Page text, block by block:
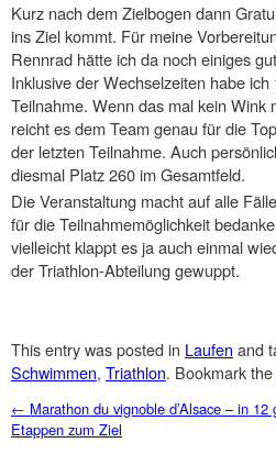
Kurz nach dem Zielbogen dann
ins Ziel kommt. Für meine
Rennrad hätte ich da noch einiges
Inklusive der Wechselzeiten habe
Teilnahme. Wenn das mal kein
reicht es dem Team genau für die
der letzten Teilnahme. Auch
diesmal Platz 260 im Gesamtfeld.
Die Veranstaltung macht auf alle
für die Teilnahmemöglichkeit
vielleicht klappt es ja auch einmal
der Triathlon-Abteilung gewuppt.
This entry was posted in Laufen and
Schwimmen, Triathlon. Bookmark the
Post navigation
← Marathon du vignoble d’Alsace – in 12
Etappen zum Ziel